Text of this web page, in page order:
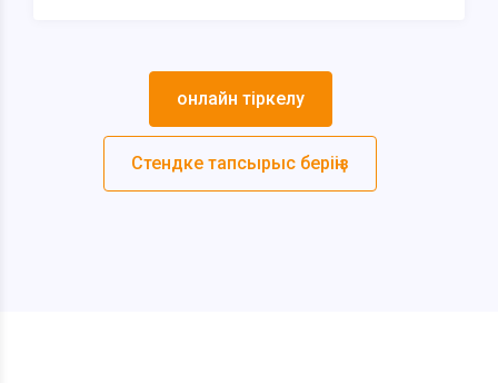
онлайн тіркелу
Стендке тапсырыс беріңіз